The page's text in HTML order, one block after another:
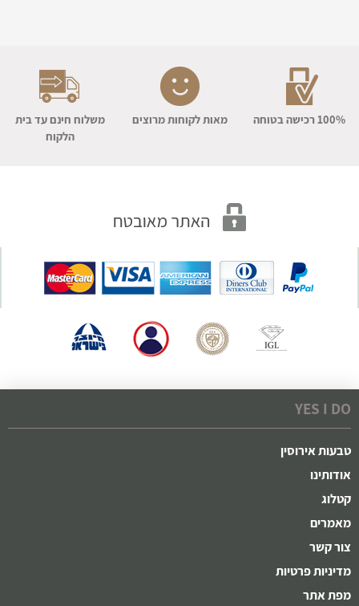
100% רכישה בטוחה מאות לקוחות מרוצים
משלוח חינם עד בית
הלקוח
YES I DO
טבעות אירוסין
אודותינו
קטלוג
מאמרים
צור קשר
מדיניות פרטיות
מפת אתר